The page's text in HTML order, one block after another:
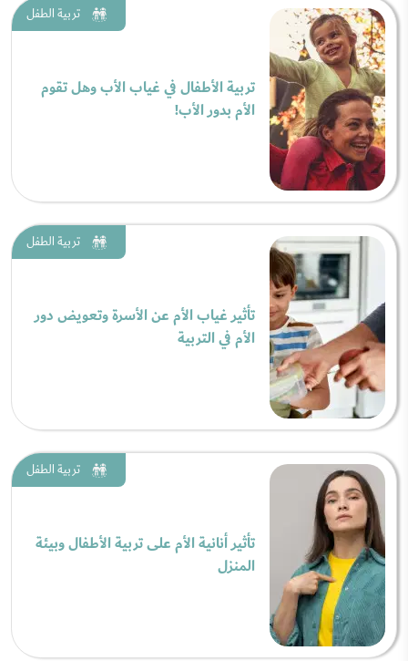
تربية الطفل
تربية الأطفال في غياب الأب وهل تقوم
الأم بدور الأب!
تربية الطفل
تأثير غياب الأم عن الأسرة وتعويض دور
الأم في التربية
تربية الطفل
تأثير أنانية الأم على تربية الأطفال وبيئة
المنزل